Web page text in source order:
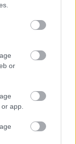
or
app.